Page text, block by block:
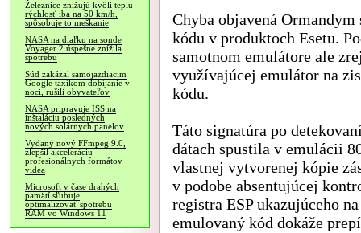
Železnice znižujú kvôli teplu
rýchlosť iba na 50 km/h,
spôsobuje to meškanie
NASA na diaľku na sonde
Voyager 2 úspešne znížila
spotrebu
Súd zakázal samojazdiacim
Google taxíkom dobíjanie v
noci, rušili obyvateľov
NASA pripravuje ISS na
inštaláciu posledných
nových solárnych panelov
Vydaný nový FFmpeg 9.0,
zlepšil akceleráciu
profesionálnych formátov
videa
Microsoft v čase drahých
pamätí sľubuje
optimalizovať spotrebu
RAM vo Windows 11
Chyba objavená
kódu v produktoch Esetu.
samotnom emulátore ale
využívajúcej emulátor na
kódu.
Táto signatúra po
dátach spustila v emulácii
vlastnej vytvorenej kópie
v podobe absentujúcej
registra ESP ukazujúceho
emulovaný kód dokáže